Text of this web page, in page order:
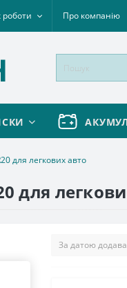
роботи Про компанію
для легкових авто
для